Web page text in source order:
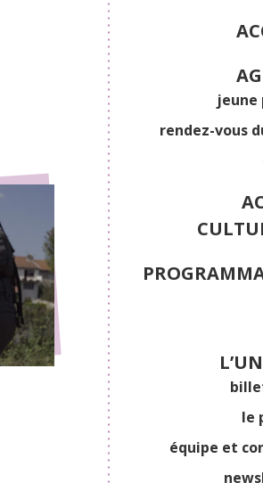
jeune
rendez-vous
le
équipe et